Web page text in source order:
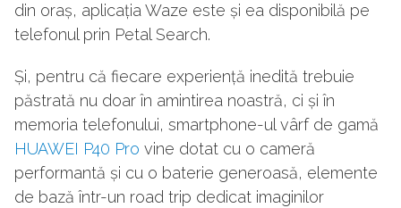
din oraș, aplicația Waze este și ea disponibilă pe
telefonul prin Petal Search.
Și, pentru că fiecare experiență inedită trebuie
păstrată nu doar în amintirea noastră, ci și în
memoria telefonului, smartphone-ul vârf de gamă
HUAWEI P40 Pro vine dotat cu o cameră
performantă și cu o baterie generoasă, elemente
de bază într-un road trip dedicat imaginilor